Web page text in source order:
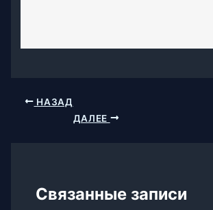
НАЗАД
ДАЛЕЕ
Связанные записи